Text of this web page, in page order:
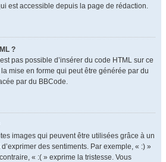
est accessible depuis la page de rédaction.
?
pas possible d’insérer du code HTML sur ce
mise en forme qui peut être générée par du
par du BBCode.
images qui peuvent être utilisées grâce à un
des sentiments. Par exemple, « :) »
« :( » exprime la tristesse. Vous